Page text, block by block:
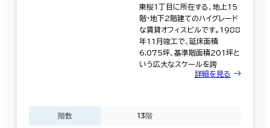
東桜1丁目に所在する、地上15
階・地下2階建てのハイグレード
な賃貸オフィスビルです。1988
年11月竣工で、延床面積
6,075坪、基準階面積201坪と
いう広大なスケールを誇
詳細を見る
階数 13階